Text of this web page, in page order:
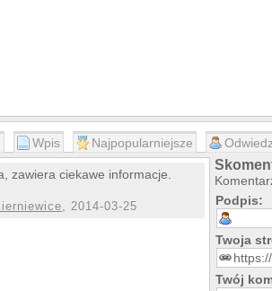
Wpis Najpopularniejsze
zawiera ciekawe informacje.
, 2014-03-25
Podpis:
Twoja
Twój